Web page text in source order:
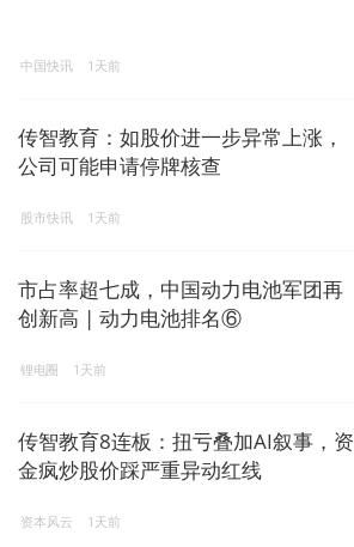
中国快讯 1天前
传智教育：如股价进一步异常上涨，
公司可能申请停牌核查
股市快讯 1天前
市占率超七成，中国动力电池军团再
创新高 | 动力电池排名⑥
锂电圈 1天前
传智教育8连板：扭亏叠加AI叙事，资
金疯炒股价踩严重异动红线
资本风云 1天前